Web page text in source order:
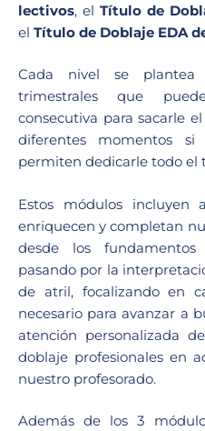
lectivos, el Título de
el Título de Doblaje EDA
Cada nivel se
trimestrales que
consecutiva para sacarle
diferentes momentos
permiten dedicarle todo el
Estos módulos incluyen
enriquecen y completan
desde los
pasando por la
de atril, focalizando en
necesario para avanzar a
atención personalizada
doblaje profesionales en
nuestro profesorado.
Además de los 3